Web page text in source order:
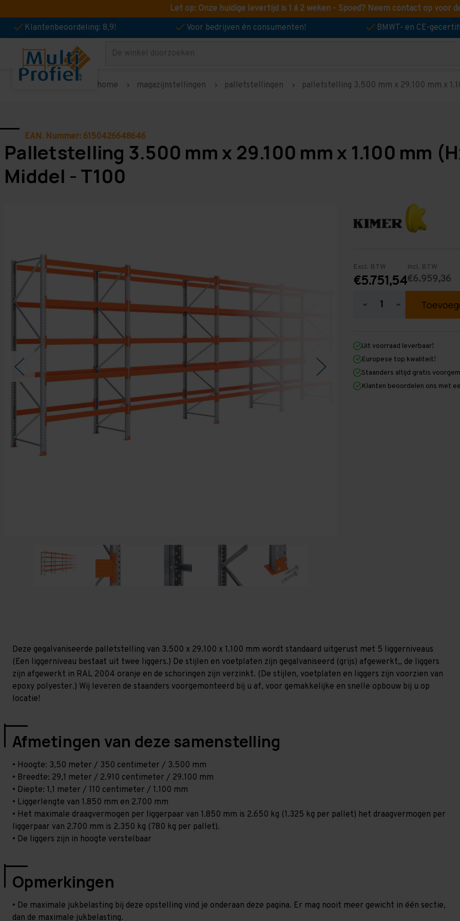
Let op: Onze huidige levertijd is 1 á 2 weken - Spoed? Neem contact op voor
Klantenbeoordeling: 8,9!
Voor bedrijven én consumenten! BMWT- en CE-
Zoeken
home magazijnstellingen palletstellingen palletstelling 3.500 mm x 29.100 mm x
EAN. Nummer: 6150426648646
Palletstelling 3.500 mm x 29.100 mm x 1.100 mm
Middel - T100
Excl. BTW
€5.751,54
Incl. BTW
€6.959,36
Hoeveelheid
3.500
mm
x
29.100
mm
x
1.100
Hoeveelheid
verhogen
3.500
mm
x
29.100
mm
x
1.100
Uit voorraad leverbaar!
Europese top kwaliteit!
Staanders altijd gratis
Klanten beoordelen ons met
Deze gegalvaniseerde palletstelling van 3.500 x 29.100 x 1.100 mm wordt standaard uitgerust met 5 liggerniveaus
(Een liggerniveau bestaat uit twee liggers.) De stijlen en voetplaten zijn gegalvaniseerd (grijs) afgewerkt,, de liggers
zijn afgewerkt in RAL 2004 oranje en de schoringen zijn verzinkt. (De stijlen, voetplaten en liggers zijn voorzien van
epoxy polyester.) Wij leveren de staanders voorgemonteerd bij u af, voor gemakkelijke en snelle opbouw bij u op
locatie!
Afmetingen van deze samenstelling
• Hoogte: 3,50 meter / 350 centimeter / 3.500 mm
• Breedte: 29,1 meter / 2.910 centimeter / 29.100 mm
• Diepte: 1,1 meter / 110 centimeter / 1.100 mm
• Liggerlengte van 1.850 mm en 2.700 mm
• Het maximale draagvermogen per liggerpaar van 1.850 mm is 2.650 kg (1.325 kg per pallet) het draagvermogen per
liggerpaar van 2.700 mm is 2.350 kg (780 kg per pallet).
• De liggers zijn in hoogte verstelbaar
Opmerkingen
• De maximale jukbelasting bij deze opstelling vind je onderaan deze pagina. Er mag nooit meer gewicht in één sectie,
dan de maximale jukbelasting.